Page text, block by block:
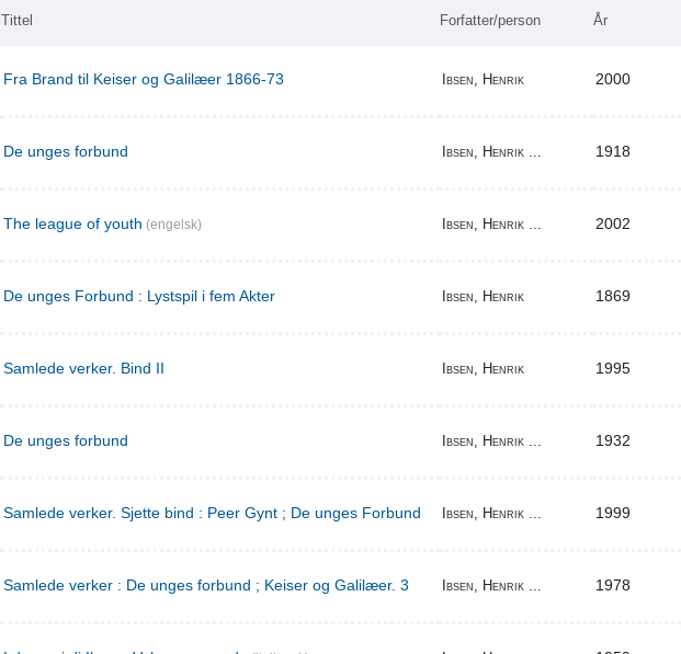
Tittel Forfatter/person År
Fra Brand til Keiser og Galilæer 1866-73 Ibsen, Henrik 2000
De unges forbund Ibsen, Henrik ... 1918
The league of youth (engelsk) Ibsen, Henrik ... 2002
De unges Forbund : Lystspil i fem Akter Ibsen, Henrik 1869
Samlede verker. Bind II Ibsen, Henrik 1995
De unges forbund Ibsen, Henrik ... 1932
Samlede verker. Sjette bind : Peer Gynt ; De unges Forbund Ibsen, Henrik ... 1999
Samlede verker : De unges forbund ; Keiser og Galilæer. 3 Ibsen, Henrik ... 1978